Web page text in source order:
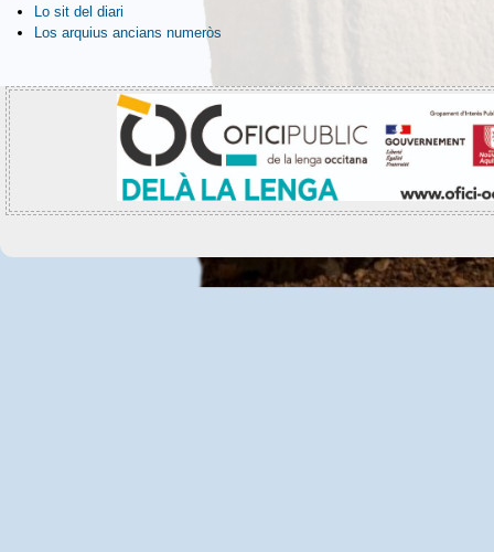
Lo sit del diari
Los arquius ancians numeròs